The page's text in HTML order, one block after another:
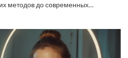
методов до современных
Узнайте, какие процедуры будут
для вас. Сделайте первый шаг к